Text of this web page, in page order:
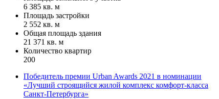
6 385 кв. м
Площадь застройки
2 552 кв. м
Общая площадь здания
21 371 кв. м
Количество квартир
200
Победитель премии Urban Awards 2021 в номинации
«Лучший строящийся жилой комплекс комфорт-класса
Санкт-Петербурга»